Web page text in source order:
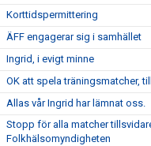
Korttidspermittering
ÄFF engagerar sig i samhället
Ingrid, i evigt minne
OK att spela träningsmatcher,
Allas vår Ingrid har lämnat oss.
Stopp för alla matcher
Folkhälsomyndigheten